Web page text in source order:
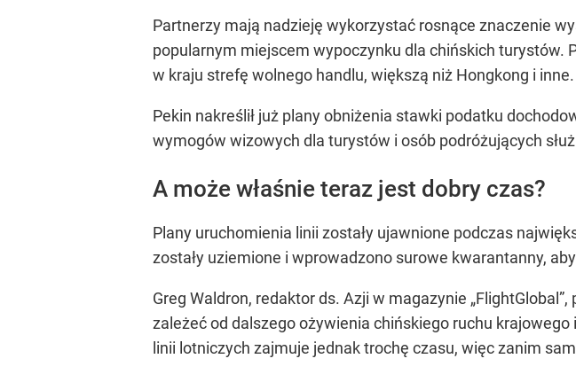
Partnerzy mają nadzieję wykorzystać rosnące znaczenie
popularnym miejscem wypoczynku dla chińskich turystów.
w kraju strefę wolnego handlu, większą niż Hongkong i inne.
Pekin nakreślił już plany obniżenia stawki podatku
wymogów wizowych dla turystów i osób podróżujących
A może właśnie teraz jest dobry czas?
Plany uruchomienia linii zostały ujawnione podczas
zostały uziemione i wprowadzono surowe kwarantanny,
Greg Waldron, redaktor ds. Azji w magazynie „FlightGlobal”,
zależeć od dalszego ożywienia chińskiego ruchu
linii lotniczych zajmuje jednak trochę czasu, więc zanim